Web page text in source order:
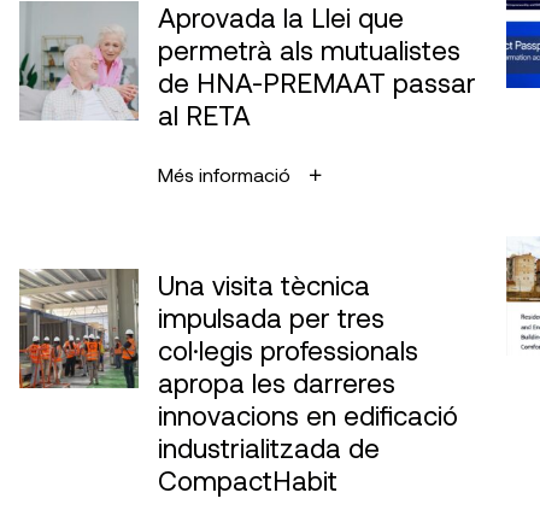
Aprovada la Llei que
permetrà als mutualistes
de HNA-PREMAAT passar
al RETA
Més informació
Una visita tècnica
impulsada per tres
col·legis professionals
apropa les darreres
innovacions en edificació
industrialitzada de
CompactHabit